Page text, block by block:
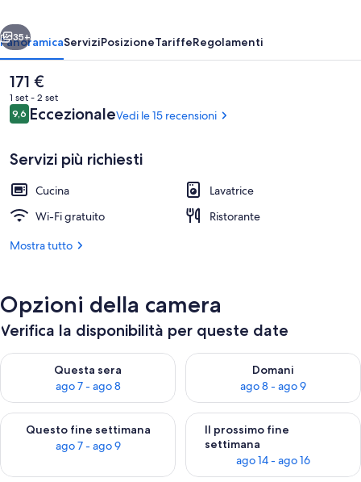
Spa
Suite familiare, letti multipli, angolo
Avanti
35+
PanoramicaServiziPosizioneTariffeRegolamenti
Il
prezzo
attuale
è
171 €
1 set - 2 set
Recensioni
9,69,6 su 10
EccezionaleVedi le 15 recensioni
Servizi più richiesti
Cucina
Lavatrice
Wi-Fi gratuito
Ristorante
Mostra tutto
Opzioni della camera
Verifica la disponibilità per queste date
Questa sera
ago 7 - ago 8
Verifica la disponibilità per questa sera, ago 7 - ago 8
Domani
ago 8 - ago 9
Verifica la disponibilità per
Questo fine settimana
ago 7 - ago 9
Verifica la disponibilità per questo fine settimana, ago 7 - ago
Il prossimo fine
settimana
ago 14 - ago 16
Verifica la disponibilità per il